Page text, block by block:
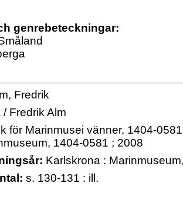
genrebeteckningar:
Fredrik
Fredrik Alm
för Marinmusei vänner, 1404-
1404-0581 ; 2008
Karlskrona :
s. 130-131 : ill.